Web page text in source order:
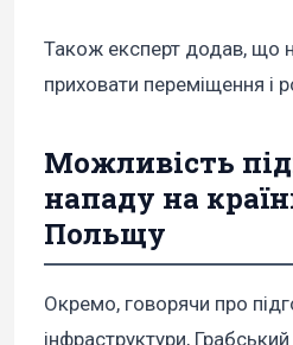
Також експерт додав, що
приховати переміщення і
Можливість
нападу на
Польщу
Окремо, говорячи про
інфраструктури,